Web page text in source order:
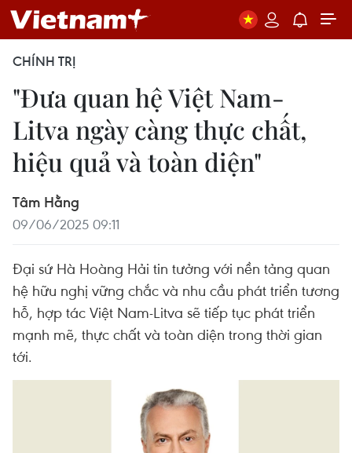
CHÍNH TRỊ
"Đưa quan hệ Việt Nam-
Litva ngày càng thực chất,
hiệu quả và toàn diện"
Tâm Hằng
09/06/2025 09:11
Đại sứ Hà Hoàng Hải tin tưởng với nền tảng quan
hệ hữu nghị vững chắc và nhu cầu phát triển tương
hỗ, hợp tác Việt Nam-Litva sẽ tiếp tục phát triển
mạnh mẽ, thực chất và toàn diện trong thời gian
tới.